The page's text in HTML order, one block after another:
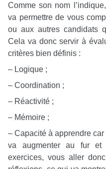
Comme son nom
va permettre de vous
ou aux autres candidats
Cela va donc servir à
critères bien définis :
– Logique ;
– Coordination ;
– Réactivité ;
– Mémoire ;
– Capacité à apprendre car
va augmenter au fur et
exercices, vous aller